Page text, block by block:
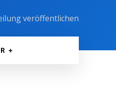
veröffentlichen